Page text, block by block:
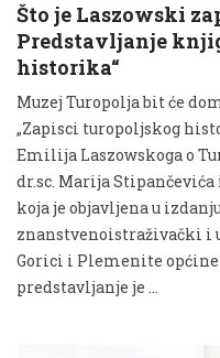
Što je Laszowski
Predstavljanje
historika“
Muzej Turopolja bit će
„Zapisci turopoljskog
Emilija Laszowskoga o
dr.sc. Marija
koja je objavljena u
znanstvenoistraživački i
Gorici i Plemenite
predstavljanje je …